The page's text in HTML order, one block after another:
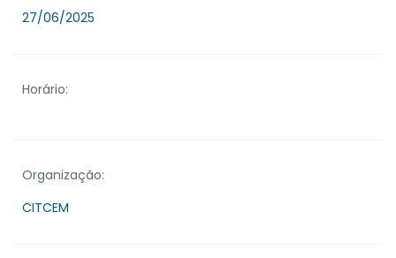
27/06/2025
Horário:
Organização:
CITCEM